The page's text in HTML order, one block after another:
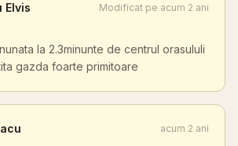
Elvis Modificat pe acum 2 ani
la 2.3minunte de centrul orasululi
gazda foarte primitoare
acum 2 ani